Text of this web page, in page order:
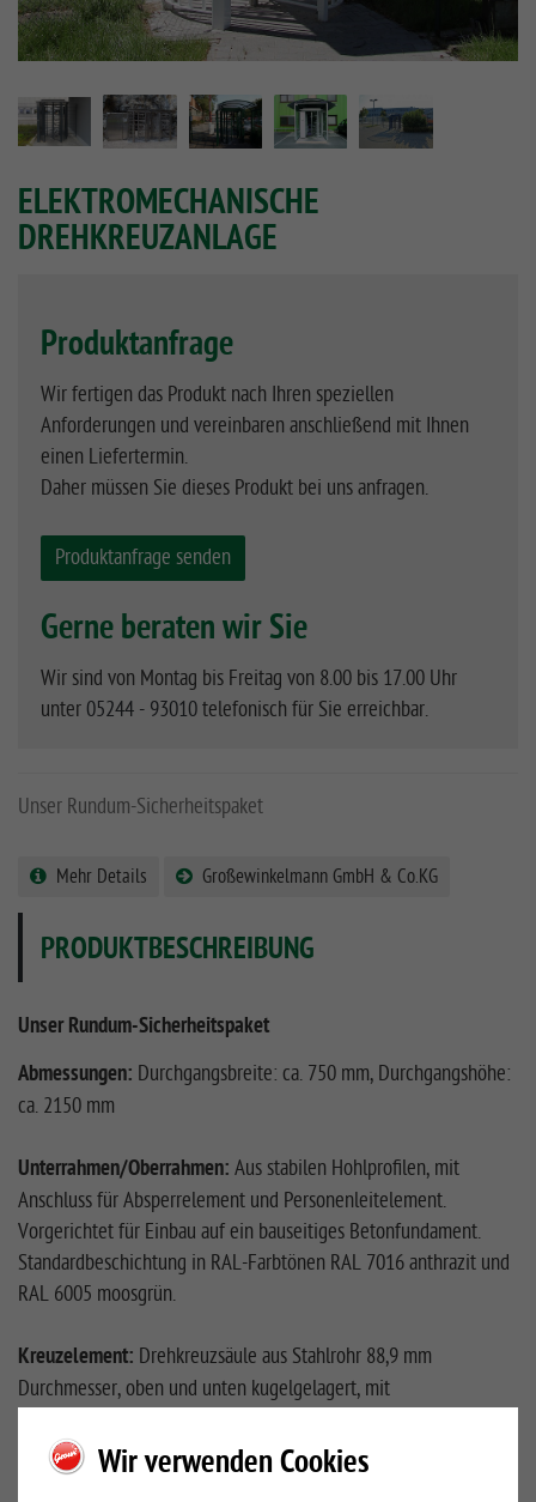
ELEKTROMECHANISCHE
DREHKREUZANLAGE
Produktanfrage
Wir fertigen das Produkt nach Ihren speziellen
Anforderungen und vereinbaren anschließend mit Ihnen
einen Liefertermin.
Daher müssen Sie dieses Produkt bei uns anfragen.
Produktanfrage senden
Gerne beraten wir Sie
Wir sind von Montag bis Freitag von 8.00 bis 17.00 Uhr
unter 05244 - 93010telefonisch für Sie erreichbar.
Unser Rundum-Sicherheitspaket
Mehr Details Großewinkelmann GmbH & Co.KG
PRODUKTBESCHREIBUNG
Unser Rundum-Sicherheitspaket
Abmessungen: Durchgangsbreite: ca. 750 mm, Durchgangshöhe:
ca. 2150 mm
Unterrahmen/Oberrahmen: Aus stabilen Hohlprofilen, mit
Anschluss für Absperrelement und Personenleitelement.
Vorgerichtet für Einbau auf ein bauseitiges Betonfundament.
Standardbeschichtung in RAL-Farbtönen RAL 7016 anthrazit und
RAL 6005 moosgrün.
Kreuzelement: Drehkreuzsäule aus Stahlrohr 88,9 mm
Durchmesser, oben und unten kugelgelagert, mit
gebogen in 3 Reihen unter 120 Grad untereinander an der
Drehkreuzsäule befestigt.
Wir verwenden Cookies